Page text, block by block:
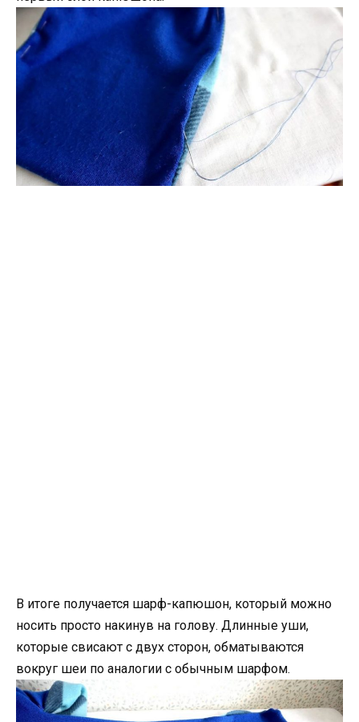
В итоге получается шарф-капюшон, который можно
носить просто накинув на голову. Длинные уши,
которые свисают с двух сторон, обматываются
вокруг шеи по аналогии с обычным шарфом.